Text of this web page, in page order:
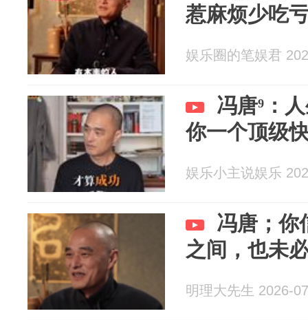
惹麻烦少吃
娱乐圈的笔娱君
冯唐⁹：
你一个顶级
娱乐小主说娱乐
冯唐；你
之间，也未
明理大先生 2026-